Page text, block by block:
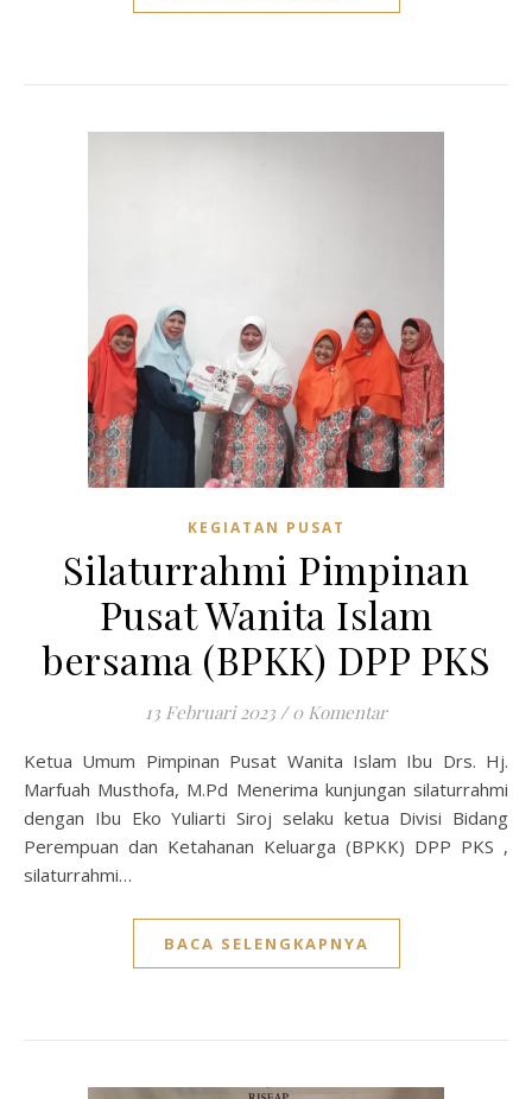
KEGIATAN PUSAT
Silaturrahmi Pimpinan
Pusat Wanita Islam
bersama (BPKK) DPP PKS
13 Februari 2023 / 0 Komentar
Ketua Umum Pimpinan Pusat Wanita Islam Ibu Drs. Hj.
Marfuah Musthofa, M.Pd Menerima kunjungan silaturrahmi
dengan Ibu Eko Yuliarti Siroj selaku ketua Divisi Bidang
Perempuan dan Ketahanan Keluarga (BPKK) DPP PKS ,
silaturrahmi…
BACA SELENGKAPNYA